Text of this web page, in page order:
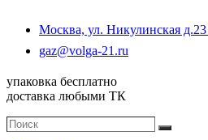
Москва, ул. Никулинская д.23
gaz@volga-21.ru
упаковка бесплатно
доставка любыми ТК
Поиск
Поиск